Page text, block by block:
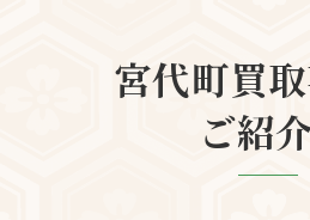
宮代町買
ご紹